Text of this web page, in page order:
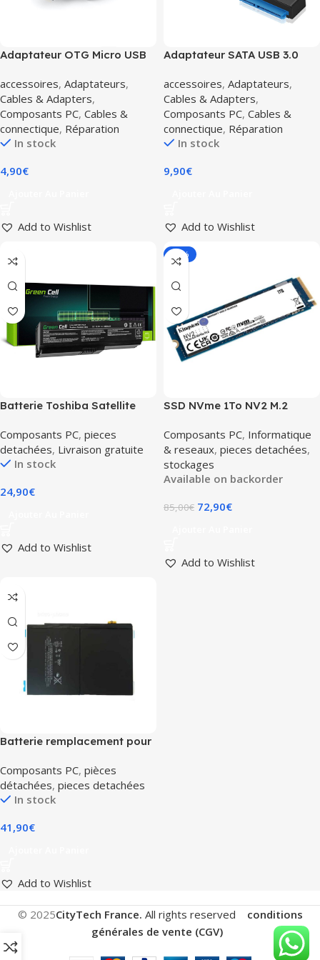
Adaptateur OTG Micro USB
souris et clavier à votre
smartphone
accessoires, Adaptateurs,
Cables & Adapters,
Composants PC, Cables &
connectique, Réparation
In stock
4,90€
Add to Wishlist
Adaptateur SATA USB 3.0
accessoires, Adaptateurs,
Cables & Adapters,
Composants PC, Cables &
connectique, Réparation
In stock
9,90€
Add to Wishlist
Batterie Toshiba Satellite
L675 M300/500 U400/500
Composants PC, pieces
detachées, Livraison gratuite
In stock
24,90€
Add to Wishlist
-14%
SSD NVme 1To NV2 M.2
SNV2S1000G | Kingston
Composants PC, Informatique
& reseaux, pieces detachées,
stockages
Available on backorder
85,00€ 72,90€
Add to Wishlist
Batterie remplacement pour
3.76V 7340mAh
Composants PC, pièces
détachées, pieces detachées
In stock
41,90€
Add to Wishlist
© 2025CityTech France. All rights reserved conditions
générales de vente (CGV)